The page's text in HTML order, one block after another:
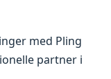
med Pling
partner i